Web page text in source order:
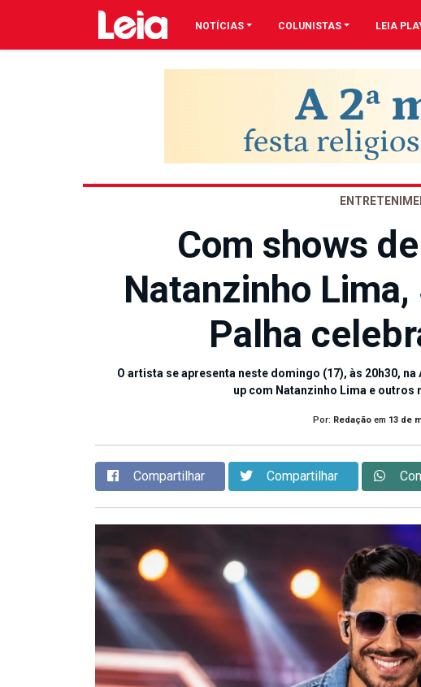
NOTÍCIAS COLUNISTAS LEIA
Com shows
Natanzinho
Palha
O artista se apresenta neste domingo (17), às 20h30,
up com Natanzinho Lima e outros
Por: Redaçãoem 13 de
Compartilhar Compartilhar